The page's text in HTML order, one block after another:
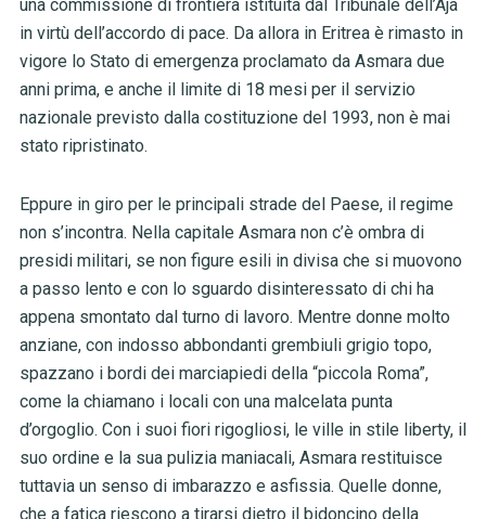
una commissione di frontiera istituita dal Tribunale dell’Aja
in virtù dell’accordo di pace. Da allora in Eritrea è rimasto in
vigore lo Stato di emergenza proclamato da Asmara due
anni prima, e anche il limite di 18 mesi per il servizio
nazionale previsto dalla costituzione del 1993, non è mai
stato ripristinato.
Eppure in giro per le principali strade del Paese, il regime
non s’incontra. Nella capitale Asmara non c’è ombra di
presidi militari, se non figure esili in divisa che si muovono
a passo lento e con lo sguardo disinteressato di chi ha
appena smontato dal turno di lavoro. Mentre donne molto
anziane, con indosso abbondanti grembiuli grigio topo,
spazzano i bordi dei marciapiedi della “piccola Roma”,
come la chiamano i locali con una malcelata punta
d’orgoglio. Con i suoi fiori rigogliosi, le ville in stile liberty, il
suo ordine e la sua pulizia maniacali, Asmara restituisce
tuttavia un senso di imbarazzo e asfissia. Quelle donne,
che a fatica riescono a tirarsi dietro il bidoncino della